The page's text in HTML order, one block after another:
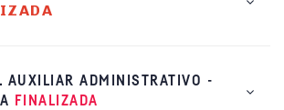
AUXILIAR ADMINISTRATIVO -
FINALIZADA